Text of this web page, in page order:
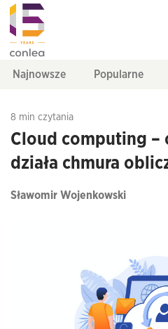
Najnowsze Popularne
8 min czytania
Cloud computing –
działa chmura
Sławomir Wojenkowski